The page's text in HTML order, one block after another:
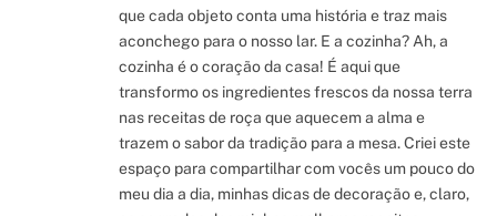
que cada objeto conta uma história e traz mais
aconchego para o nosso lar. E a cozinha? Ah, a
cozinha é o coração da casa! É aqui que
transformo os ingredientes frescos da nossa terra
nas receitas de roça que aquecem a alma e
trazem o sabor da tradição para a mesa. Criei este
espaço para compartilhar com vocês um pouco do
meu dia a dia, minhas dicas de decoração e, claro,